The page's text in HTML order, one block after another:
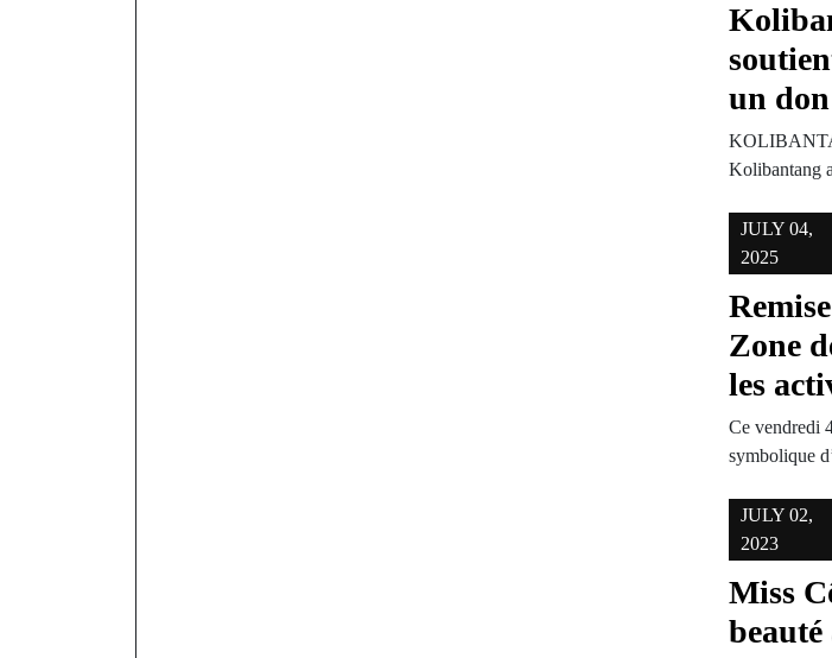
un
Kolibantang
JULY 04,
2025
Zone
les
Ce vendredi
symbolique
JULY 02,
2023
Miss